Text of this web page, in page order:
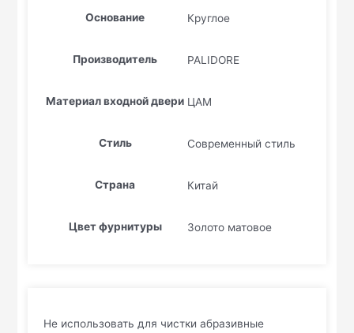
Основание Круглое
Производитель PALIDORE
Материал входной двери ЦАМ
Стиль Современный стиль
Страна Китай
Цвет фурнитуры Золото матовое
Не использовать для чистки абразивные